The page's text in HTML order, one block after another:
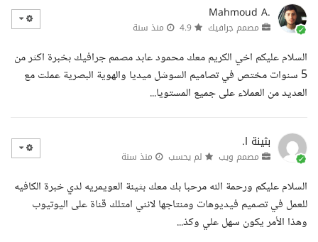
Mahmoud A.
مصمم جرافيك منذ سنة
السلام عليكم اخي الكريم معك محمود عابد مصمم جرافيك بخبرة اكثر من
5 سنوات مختص في تصاميم السوشل ميديا والهوية البصرية عملت مع
العديد من العملاء على جميع المستويا...
بثينة ا.
مصمم ويب لم يحسب منذ سنة
السلام عليكم ورحمة الله مرحبا بك معك بثينة العويمريه لدي خبرة الكافيه
للعمل في تصميم فيديوهات ومنتاجها لانني امتلك قناة على اليوتيوب
وهذا الأمر يكون سهل علي وكذ...